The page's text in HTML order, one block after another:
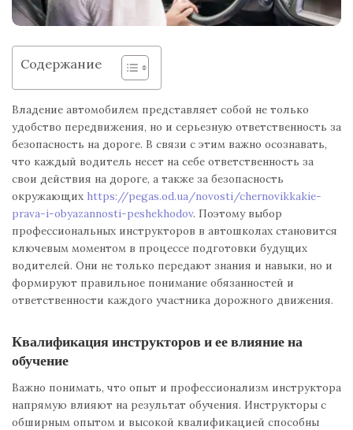
Содержание
Владение автомобилем представляет собой не только
удобство передвижения, но и серьезную ответственность за
безопасность на дороге. В связи с этим важно осознавать,
что каждый водитель несет на себе ответственность за
свои действия на дороге, а также за безопасность
окружающих https://pegas.od.ua/novosti/chernovikkakie-
prava-i-obyazannosti-peshekhodov. Поэтому выбор
профессиональных инструкторов в автошколах становится
ключевым моментом в процессе подготовки будущих
водителей. Они не только передают знания и навыки, но и
формируют правильное понимание обязанностей и
ответственности каждого участника дорожного движения.
Квалификация инструкторов и ее влияние на
обучение
Важно понимать, что опыт и профессионализм инструктора
напрямую влияют на результат обучения. Инструкторы с
обширным опытом и высокой квалификацией способны